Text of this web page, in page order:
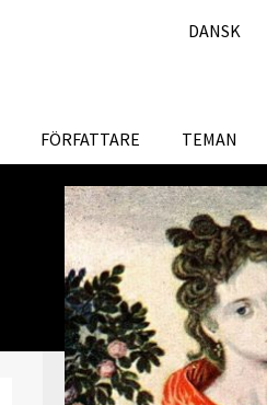
FÖRFATTARE TEMAN
DANSK